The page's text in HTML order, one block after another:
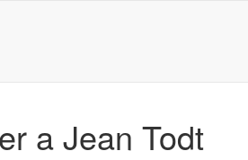
a Jean Todt